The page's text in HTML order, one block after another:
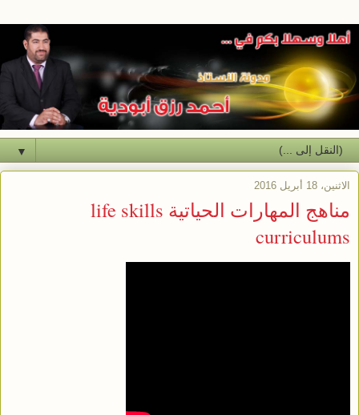
▼
الاثنين، 18 أبريل 2016
مناهج المهارات الحياتية life skills
curriculums